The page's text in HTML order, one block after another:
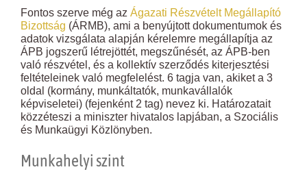
Fontos szerve még az Ágazati Részvételt Megállapító
Bizottság (ÁRMB), ami a benyújtott dokumentumok és
adatok vizsgálata alapján kérelemre megállapítja az
ÁPB jogszerű létrejöttét, megszűnését, az ÁPB-ben
való részvétel, és a kollektív szerződés kiterjesztési
feltételeinek való megfelelést. 6 tagja van, akiket a 3
oldal (kormány, munkáltatók, munkavállalók
képviseletei) (fejenként 2 tag) nevez ki. Határozatait
közzéteszi a miniszter hivatalos lapjában, a Szociális
és Munkaügyi Közlönyben.
Munkahelyi szint